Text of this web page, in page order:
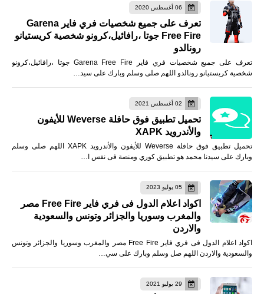
06 أغسطس 2020
تعرف على جميع شخصيات فري فاير Garena
Free Fire جوتا ،رافائيل،كرونو شخصية كريستيانو
رونالدو
تعرف على جميع شخصيات فري فاير Garena Free Fire جوتا ،رافائيل،كرونو
شخصية كريستيانو رونالدو اللهم صلى وسلم وبارك على سيد…
02 أغسطس 2021
تحميل تطبيق فوق حافلة Weverse للأيفون
والأندرويد XAPK
تحميل تطبيق فوق حافلة Weverse للأيفون والأندرويد XAPK اللهم صلى وسلم
وبارك على سيدنا محمد هو تطبيق كوري ومنصة فى نفس ا…
05 يوليو 2023
اكواد اعلام الدول فى فري فاير Free Fire مصر
والمغرب وسوريا والجزائر وتونس والسعودية
والاردن
اكواد اعلام الدول فى فري فاير Free Fire مصر والمغرب وسوريا والجزائر وتونس
والسعودية والاردن اللهم صل وسلم وبارك على سي…
29 يوليو 2021